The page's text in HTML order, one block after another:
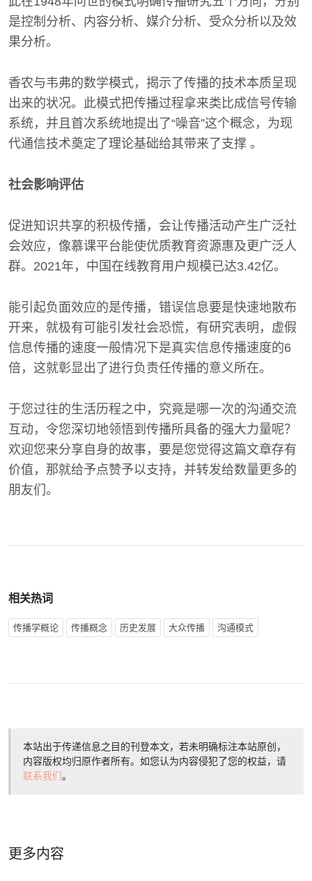
是控制分析、内容分析、媒介分析、受众分析以及效
果分析。
香农与韦弗的数学模式，揭示了传播的技术本质呈现
出来的状况。此模式把传播过程拿来类比成信号传输
系统，并且首次系统地提出了“噪音”这个概念，为现
代通信技术奠定了理论基础给其带来了支撑 。
社会影响评估
促进知识共享的积极传播，会让传播活动产生广泛社
会效应，像慕课平台能使优质教育资源惠及更广泛人
群。2021年，中国在线教育用户规模已达3.42亿。
能引起负面效应的是传播，错误信息要是快速地散布
开来，就极有可能引发社会恐慌，有研究表明，虚假
信息传播的速度一般情况下是真实信息传播速度的6
倍，这就彰显出了进行负责任传播的意义所在。
于您过往的生活历程之中，究竟是哪一次的沟通交流
互动，令您深切地领悟到传播所具备的强大力量呢？
欢迎您来分享自身的故事，要是您觉得这篇文章存有
价值，那就给予点赞予以支持，并转发给数量更多的
朋友们。
相关热词
传播学概论 传播概念 历史发展 大众传播 沟通模式
本站出于传递信息之目的刊登本文，若未明确标注本站原创，
内容版权均归原作者所有。如您认为内容侵犯了您的权益，请
联系我们。
更多内容